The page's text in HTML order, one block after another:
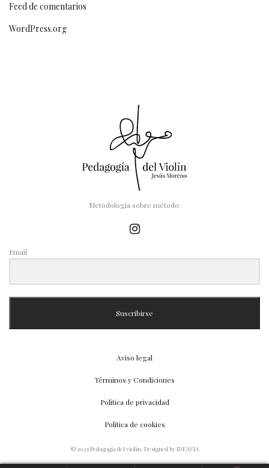
Feed de comentarios
WordPress.org
Metodología sobre método.
Email
Suscribirse
Aviso legal
Términos y Condiciones
Política de privacidad
Política de cookies
© 2021 Pedagogía del violín. Designed by IDEAVIA